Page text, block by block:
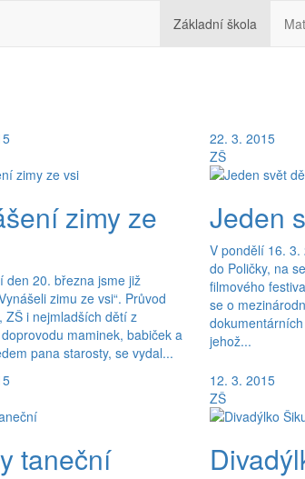
Základní škola
zimy ze
den 20. března jsme již
zimu ze vsi“. Průvod
ZŠ i nejmladších dětí z
maminek, babiček a
pana starosty, se vydal...
22. 3. 2015
ZŠ
Jeden
V pondělí 16.
do Poličky, na
filmového
se o
jehož...
taneční
12. 3. 2015
ZŠ